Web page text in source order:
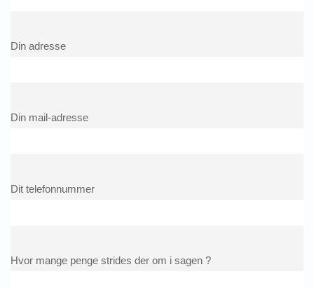
Din adresse
Din mail-adresse
Dit telefonnummer
Hvor mange penge strides der om i sagen ?